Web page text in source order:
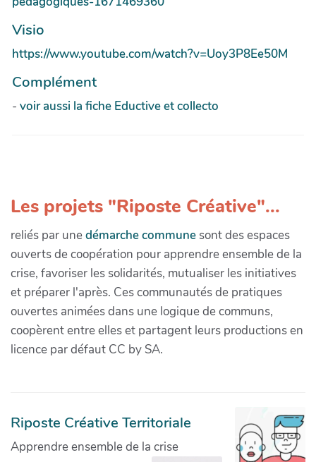
Visio
https://www.youtube.com/watch?v=Uoy3P8Ee50M
Complément
- voir aussi la fiche Eductive et collecto